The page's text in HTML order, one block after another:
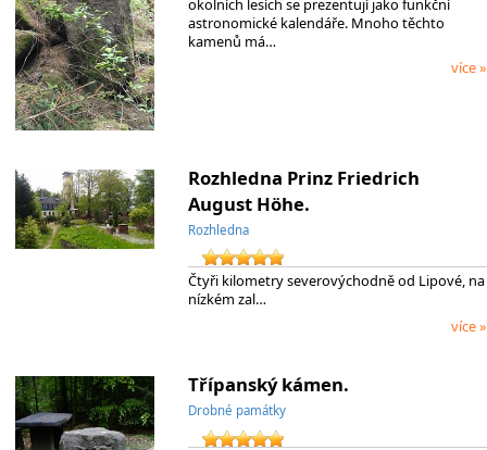
okolních lesích se prezentují jako funkční
astronomické kalendáře. Mnoho těchto
kamenů má…
více »
Rozhledna Prinz Friedrich
August Höhe.
Rozhledna
Čtyři kilometry severovýchodně od Lipové, na
nízkém zal…
více »
Třípanský kámen.
Drobné památky